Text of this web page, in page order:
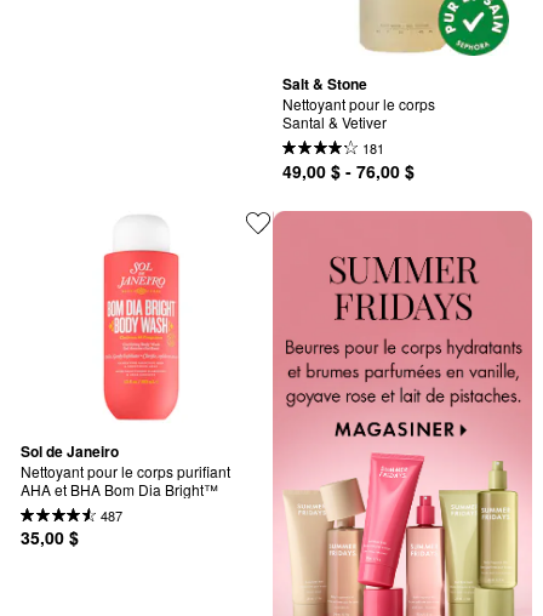
Salt & Stone
Nettoyant pour le corps
Santal & Vetiver
181
49,00 $ - 76,00 $
Sol de Janeiro
Nettoyant pour le corps purifiant
AHA et BHA Bom Dia Bright™
487
35,00 $